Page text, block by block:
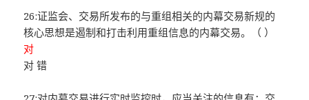
26:证监会、交易所发布的与重组相关的内幕交易新规的
核心思想是遏制和打击利用重组信息的内幕交易。（ ）
对
对 错